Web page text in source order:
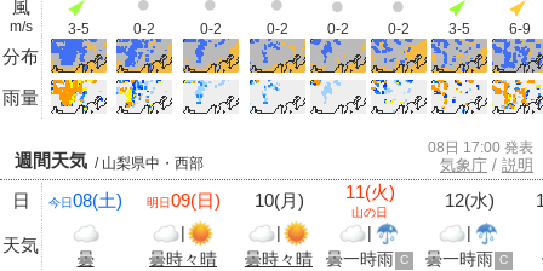
風
m/s 3-5 0-2 0-2 0-2 0-2 0-2 3-5 6-9
分布
雨量
週間天気 / 山梨県中・西部
08日 17:00 発表
気象庁 / 説明
日 今日08(土) 明日09(日) 10(月) 11(火)
山の日
12(水)
天気
曇
|
曇時々晴
|
曇時々晴
|
曇一時雨 C
|
曇一時雨 C